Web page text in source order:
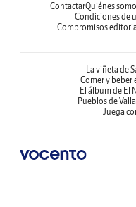
ContactarQuiénes
Condiciones de
Compromisos
La viñeta de
Comer y beber
El álbum de El
Pueblos de
Juega